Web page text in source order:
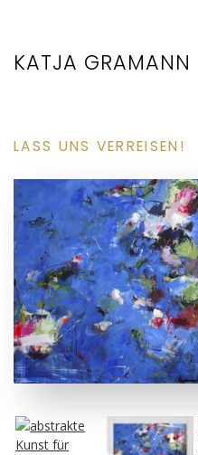
KATJA GRAMANN
LASS UNS VERREISEN!